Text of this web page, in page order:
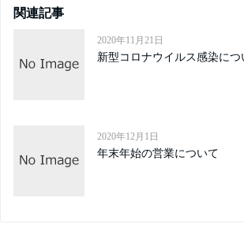
関連記事
2020年11月21日
新型コロナウイルス感染につ
2020年12月1日
年末年始の営業について